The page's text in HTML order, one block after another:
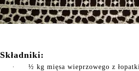
Składniki:
·
½ kg mięsa wieprzowego z